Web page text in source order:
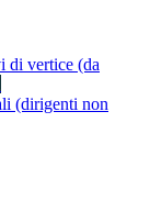
di vertice (da
(dirigenti non